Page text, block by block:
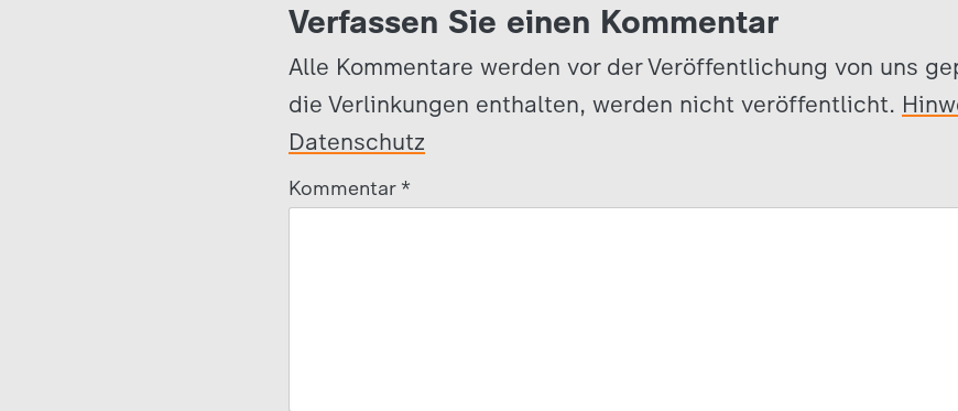
Verfassen Sie einen Kommentar
Alle Kommentare werden vor der Veröffentlichung von uns
die Verlinkungen enthalten, werden nicht veröffentlicht.
Datenschutz
Kommentar *